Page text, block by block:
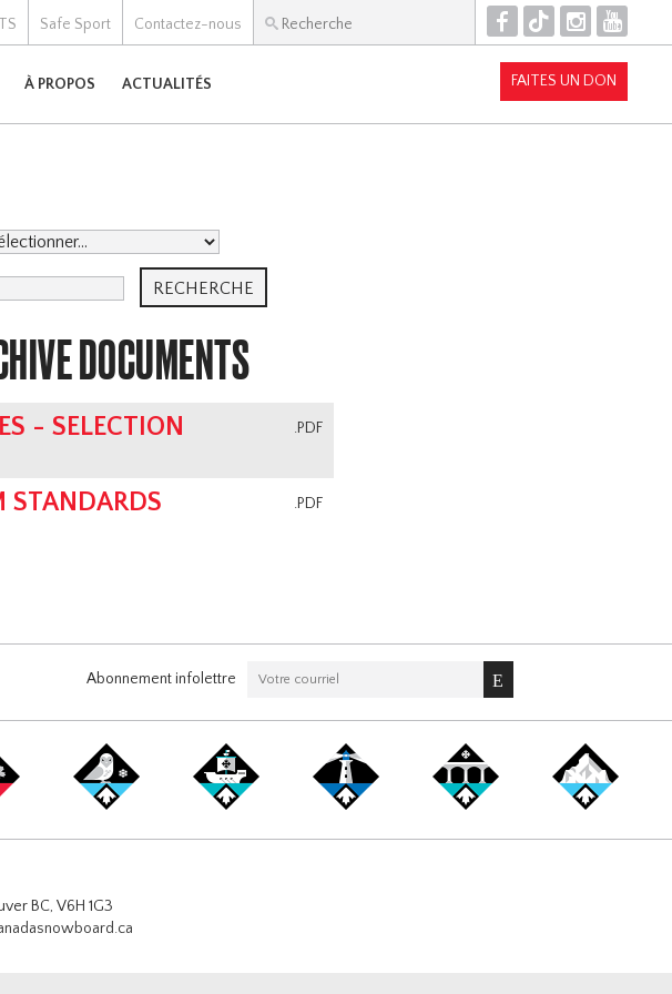
Safe Sport Contactez-nous F T I Y
À PROPOS ACTUALITÉS FAITES UN DON
DOCUMENTS
.PDF
- SELECTION
.PDF
Abonnement infolettre
BC, V6H 1G3